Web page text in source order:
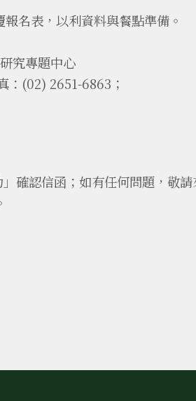
報名表，以利資料與餐點準備。
究專題中心
：(02) 2651-6863；
確認信函；如有任何問題，敬請